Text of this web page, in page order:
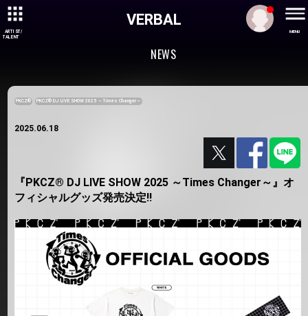
ARTIST/
TALENT
MENU
VERBAL
NEWS
PKCZ® PKCZ® DJ LIVE SHOW 2025 ～Times Changer～
2025.06.18
『PKCZ® DJ LIVE SHOW 2025 ～Times Changer～』オ
フィシャルグッズ発売決定!!